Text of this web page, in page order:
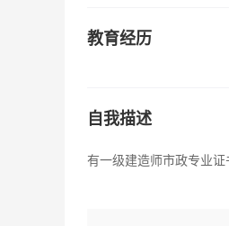
教育经历
自我描述
有一级建造师市政专业证